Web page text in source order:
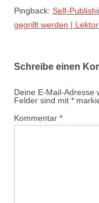
Pingback: Self-
gegrillt werden |
Schreibe einen
Deine E-Mail-Adresse
Felder sind mit *
Kommentar *